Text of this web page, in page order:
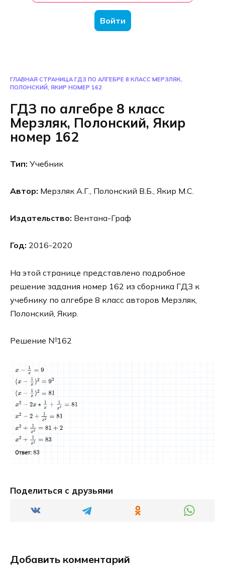
Войти
ГЛАВНАЯ СТРАНИЦА ГДЗ ПО АЛГЕБРЕ 8 КЛАСС МЕРЗЛЯК,
ПОЛОНСКИЙ, ЯКИР НОМЕР 162
ГДЗ по алгебре 8 класс
Мерзляк, Полонский, Якир
номер 162
Тип: Учебник
Автор: Мерзляк А.Г., Полонский В.Б., Якир М.С.
Издательство: Вентана-Граф
Год: 2016-2020
На этой странице представлено подробное
решение задания номер 162 из сборника ГДЗ к
учебнику по алгебре 8 класс авторов Мерзляк,
Полонский, Якир.
Решение №162
Поделиться с друзьями
Добавить комментарий